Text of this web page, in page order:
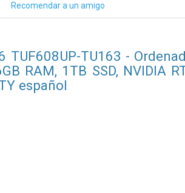
Recomendar a un amigo
TUF608UP-TU163 -
RAM, 1TB SSD, NVIDIA
español